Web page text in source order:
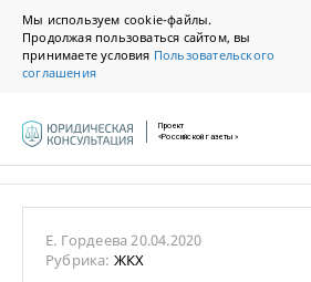
Мы используем cookie-файлы.
Продолжая пользоваться сайтом, вы
принимаете условия Пользовательского
соглашения
Проект
«Российской газеты»
Е. Гордеева20.04.2020
Рубрика: ЖКХ